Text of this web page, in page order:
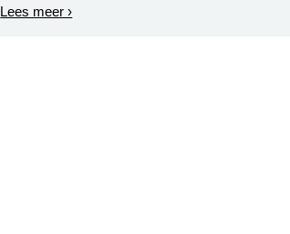
Lees meer ›